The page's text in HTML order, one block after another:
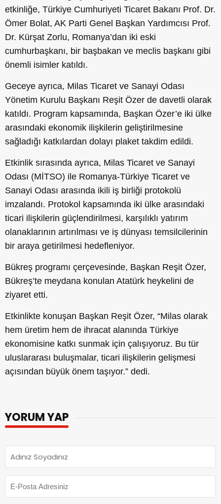
etkinliğe, Türkiye Cumhuriyeti Ticaret Bakanı Prof. Dr.
Ömer Bolat, AK Parti Genel Başkan Yardımcısı Prof.
Dr. Kürşat Zorlu, Romanya’dan iki eski
cumhurbaşkanı, bir başbakan ve meclis başkanı gibi
önemli isimler katıldı.
Geceye ayrıca, Milas Ticaret ve Sanayi Odası
Yönetim Kurulu Başkanı Reşit Özer de davetli olarak
katıldı. Program kapsamında, Başkan Özer’e iki ülke
arasındaki ekonomik ilişkilerin geliştirilmesine
sağladığı katkılardan dolayı plaket takdim edildi.
Etkinlik sırasında ayrıca, Milas Ticaret ve Sanayi
Odası (MİTSO) ile Romanya-Türkiye Ticaret ve
Sanayi Odası arasında ikili iş birliği protokolü
imzalandı. Protokol kapsamında iki ülke arasındaki
ticari ilişkilerin güçlendirilmesi, karşılıklı yatırım
olanaklarının artırılması ve iş dünyası temsilcilerinin
bir araya getirilmesi hedefleniyor.
Bükreş programı çerçevesinde, Başkan Reşit Özer,
Bükreş’te meydana konulan Atatürk heykelini de
ziyaret etti.
Etkinlikte konuşan Başkan Reşit Özer, “Milas olarak
hem üretim hem de ihracat alanında Türkiye
ekonomisine katkı sunmak için çalışıyoruz. Bu tür
uluslararası buluşmalar, ticari ilişkilerin gelişmesi
açısından büyük önem taşıyor.” dedi.
YORUM YAP